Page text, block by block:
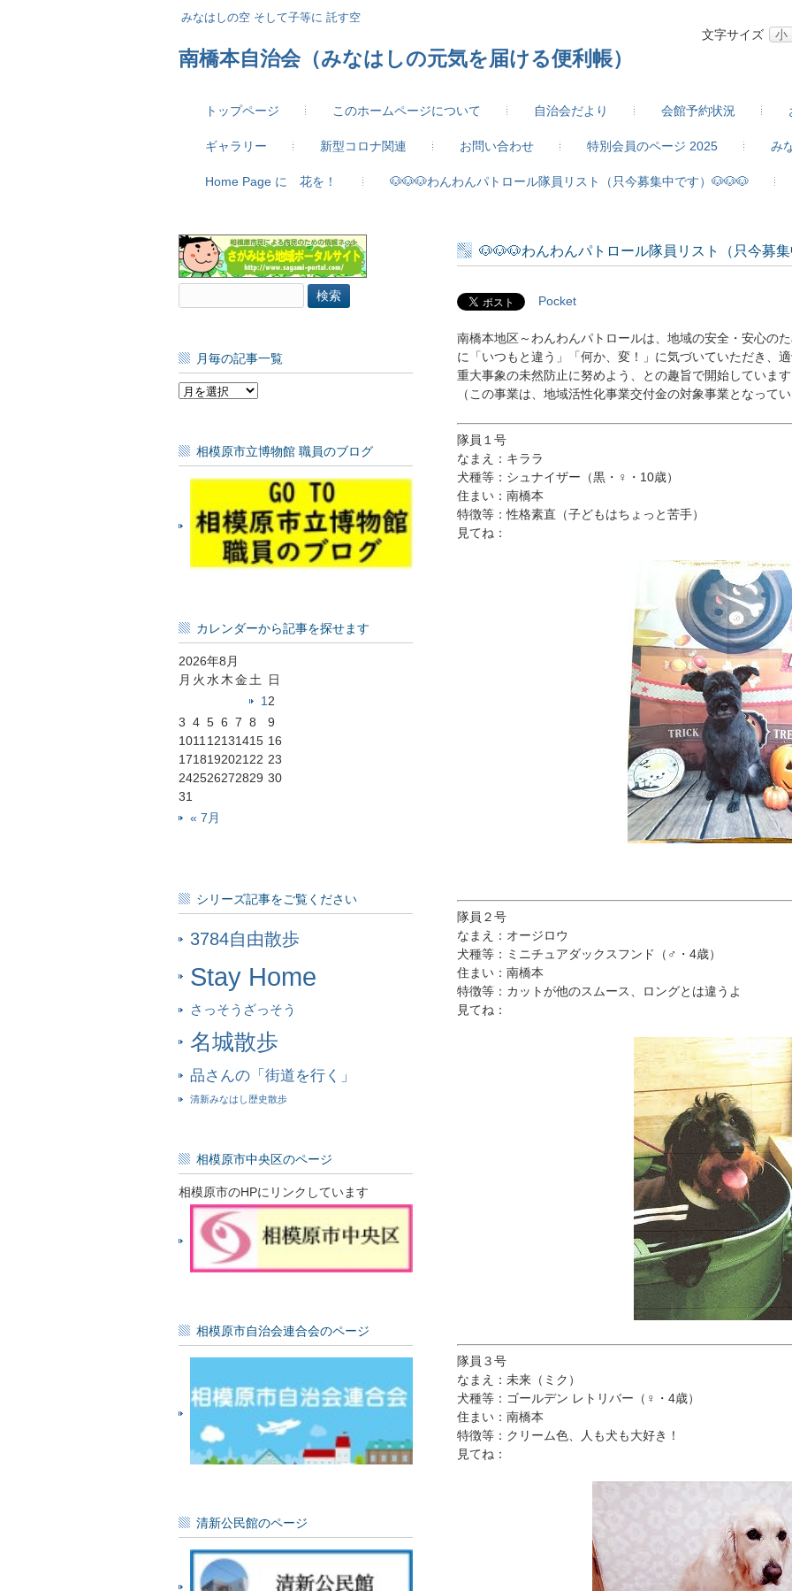
みなはしの空 そして子等に 託す空
南橋本自治会（みなはしの元気を届ける便利帳）
文字サイズ 小
トップページ このホームページについて 自治会だより 会館予約状況
ギャラリー 新型コロナ関連 お問い合わせ 特別会員のページ 2025 み
Home Page に 花を！ 🐶🐶🐶わんわんパトロール隊員リスト（只今募集中です）🐶🐶🐶
🐶🐶🐶わんわんパトロール隊員リスト（只今募
Pocket
南橋本地区～わんわんパトロールは、地域の安全・安心の
に「いつもと違う」「何か、変！」に気づいていただき、
重大事象の未然防止に努めよう、との趣旨で開始していま
（この事業は、地域活性化事業交付金の対象事業となって
隊員１号
なまえ：キララ
犬種等：シュナイザー（黒・♀・10歳）
住まい：南橋本
特徴等：性格素直（子どもはちょっと苦手）
見てね：
隊員２号
なまえ：オージロウ
犬種等：ミニチュアダックスフンド（♂・4歳）
住まい：南橋本
特徴等：カットが他のスムース、ロングとは違うよ
見てね：
隊員３号
なまえ：未来（ミク）
犬種等：ゴールデン レトリバー（♀・4歳）
住まい：南橋本
特徴等：クリーム色、人も犬も大好き！
見てね：
索:
月毎の記事一覧
月
記
事
相模原市立博物館 職員のブログ
カレンダーから記事を探せます
2026年8月
月 火 水 木金 土
日
1 2
3 4 5 6 7 8
9
1011 12131415 16
1718192021 22 23
242526272829 30
31
« 7月
シリーズ記事をご覧ください
3784自由散歩
Stay Home
さっそうざっそう
名城散歩
品さんの「街道を行く」
清新みなはし歴史散歩
相模原市中央区のページ
相模原市のHPにリンクしています
相模原市自治会連合会のページ
清新公民館のページ